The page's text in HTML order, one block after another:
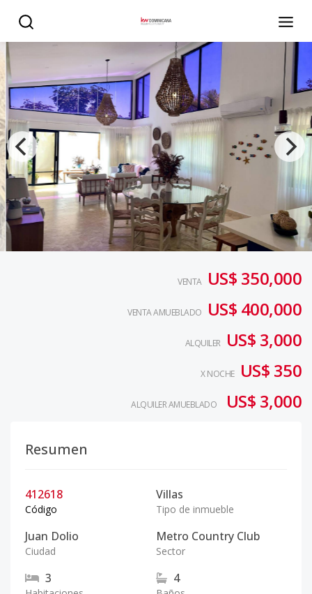
VENTA US$ 350,000
VENTA AMUEBLADO US$ 400,000
ALQUILER US$ 3,000
X NOCHE US$ 350
ALQUILER AMUEBLADO US$ 3,000
Resumen
412618
Código
Villas
Tipo de inmueble
Juan Dolio
Ciudad
Metro Country Club
Sector
3 4